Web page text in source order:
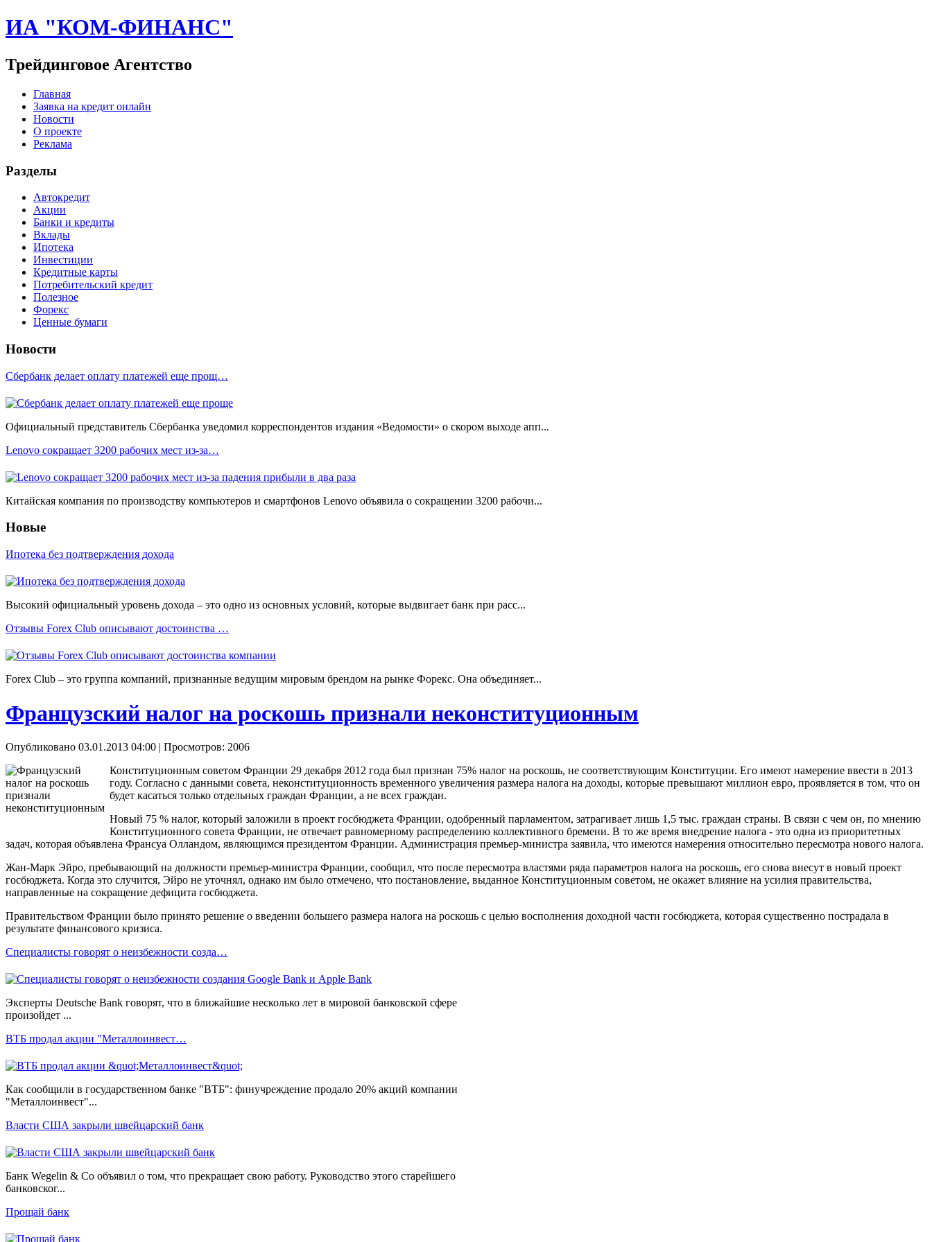
ИА "КОМ-ФИНАНС"
Трейдинговое Агентство
Главная
Заявка на кредит онлайн
Новости
О проекте
Реклама
Разделы
Автокредит
Акции
Банки и кредиты
Вклады
Ипотека
Инвестиции
Кредитные карты
Потребительский кредит
Полезное
Форекс
Ценные бумаги
Новости
Сбербанк делает оплату платежей еще прощ…
Официальный представитель Сбербанка уведомил корреспондентов издания «Ведомости» о скором выходе апп...
Lenovo сокращает 3200 рабочих мест из-за…
Китайская компания по производству компьютеров и смартфонов Lenovo объявила о сокращении 3200 рабочи...
Новые
Ипотека без подтверждения дохода
Высокий официальный уровень дохода – это одно из основных условий, которые выдвигает банк при расс...
Отзывы Forex Сlub описывают достоинства …
Forex Сlub – это группа компаний, признанные ведущим мировым брендом на рынке Форекс. Она объединяет...
Французский налог на роскошь признали неконституционным
Опубликовано 03.01.2013 04:00 | Просмотров: 2006
Конституционным советом Франции 29 декабря 2012 года был признан 75% налог на роскошь, не соответствующим Конституции. Его имеют намерение ввести в 2013
году. Согласно с данными совета, неконституционность временного увеличения размера налога на доходы, которые превышают миллион евро, проявляется в том, что он
будет касаться только отдельных граждан Франции, а не всех граждан.
Новый 75 % налог, который заложили в проект госбюджета Франции, одобренный парламентом, затрагивает лишь 1,5 тыс. граждан страны. В связи с чем он, по мнению
Конституционного совета Франции, не отвечает равномерному распределению коллективного бремени. В то же время внедрение налога - это одна из приоритетных
задач, которая объявлена Франсуа Олландом, являющимся президентом Франции. Администрация премьер-министра заявила, что имеются намерения относительно пересмотра нового налога.
Жан-Марк Эйро, пребывающий на должности премьер-министра Франции, сообщил, что после пересмотра властями ряда параметров налога на роскошь, его снова внесут в новый проект
госбюджета. Когда это случится, Эйро не уточнял, однако им было отмечено, что постановление, выданное Конституционным советом, не окажет влияние на усилия правительства,
направленные на сокращение дефицита госбюджета.
Правительством Франции было принято решение о введении большего размера налога на роскошь с целью восполнения доходной части госбюджета, которая существенно пострадала в
результате финансового кризиса.
Специалисты говорят о неизбежности созда…
Эксперты Deutsche Bank говорят, что в ближайшие несколько лет в мировой банковской сфере
произойдет ...
ВТБ продал акции "Металлоинвест…
Как сообщили в государственном банке "ВТБ": финучреждение продало 20% акций компании
"Металлоинвест"...
Власти США закрыли швейцарский банк
Банк Wegelin & Co объявил о том, что прекращает свою работу. Руководство этого старейшего
банковског...
Прощай банк